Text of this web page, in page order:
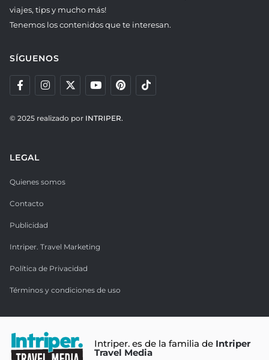
viajes, tips y mucho más!
Tenemos los contenidos que te interesan.
SÍGUENOS
© 2025 realizado por INTRIPER.
LEGAL
Quienes somos
Contacto
Publicidad
Intriper. Travel Marketing
Política de Privacidad
Términos y condiciones de uso
Intriper. es de la familia de Intriper
Travel Media